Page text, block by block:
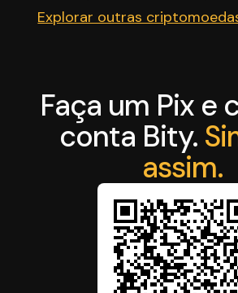
Explorar outras
Faça um Pix e
conta Bity.
assim.